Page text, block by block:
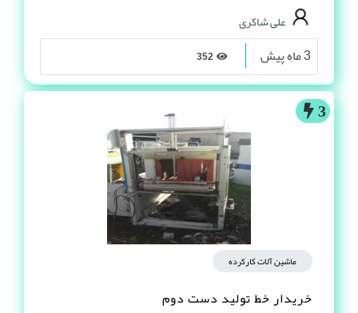
علی شاکری
3 ماه پیش
3
ماشین آلات کارکرده
خریدار خط تولید دست دوم